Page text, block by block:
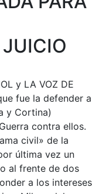
y LA VOZ DE
fue la defender a
y Cortina)
contra ellos.
civil» de la
última vez un
al frente de dos
a los intereses